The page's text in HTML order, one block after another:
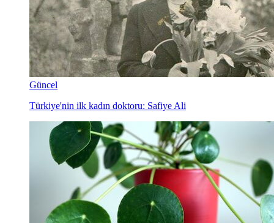
Güncel
Türkiye'nin ilk kadın doktoru: Safiye Ali